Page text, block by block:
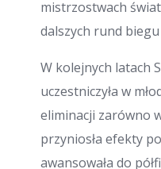
mistrzostwach
dalszych rund
W kolejnych latach
uczestniczyła w
eliminacji zarówno
przyniosła efekty
awansowała do